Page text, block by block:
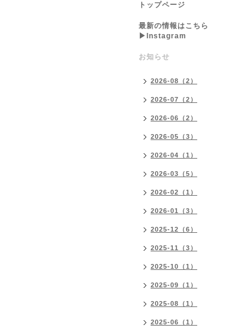
トップページ
最新の情報はこちら
▶︎Instagram
お知らせ
2026-08（2）
2026-07（2）
2026-06（2）
2026-05（3）
2026-04（1）
2026-03（5）
2026-02（1）
2026-01（3）
2025-12（6）
2025-11（3）
2025-10（1）
2025-09（1）
2025-08（1）
2025-06（1）